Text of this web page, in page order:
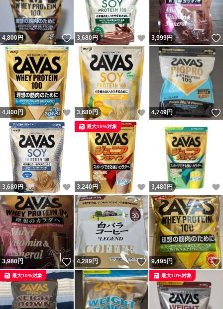
4,800円 いいね！
3,680円 いいね！
3,999円
4,800円 いいね！
3,680円 いいね！
4,749円
3,680円 いいね！
3,240円 いいね！
最大10%対象
3,480 円
3,980円 いいね！
4,289円 いいね！
9,495円
最大10%対象 最大10%対象